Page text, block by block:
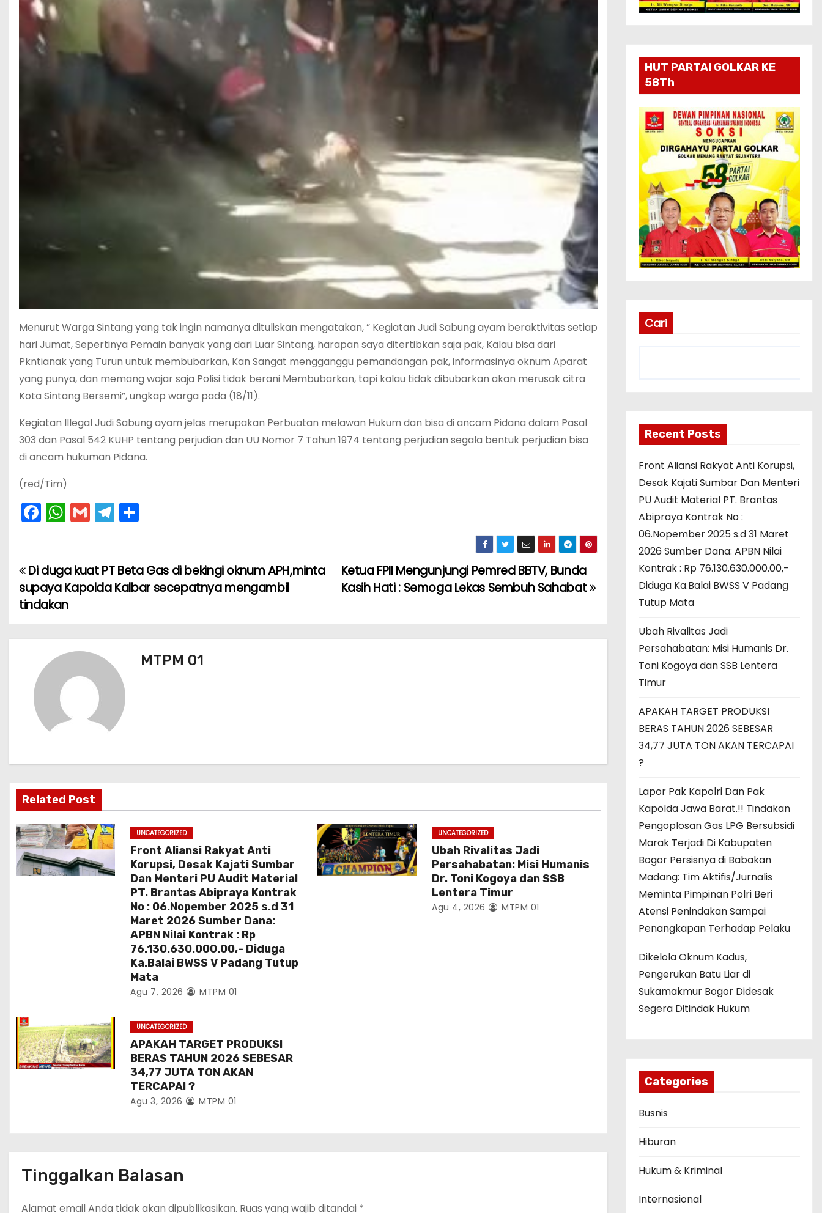
Menurut Warga Sintang yang tak ingin namanya dituliskan mengatakan, ” Kegiatan Judi Sabung ayam beraktivitas setiap
hari Jumat, Sepertinya Pemain banyak yang dari Luar Sintang, harapan saya ditertibkan saja pak, Kalau bisa dari
Pkntianak yang Turun untuk membubarkan, Kan Sangat mengganggu pemandangan pak, informasinya oknum Aparat
yang punya, dan memang wajar saja Polisi tidak berani Membubarkan, tapi kalau tidak dibubarkan akan merusak citra
Kota Sintang Bersemi”, ungkap warga pada (18/11).
Kegiatan Illegal Judi Sabung ayam jelas merupakan Perbuatan melawan Hukum dan bisa di ancam Pidana dalam Pasal
303 dan Pasal 542 KUHP tentang perjudian dan UU Nomor 7 Tahun 1974 tentang perjudian segala bentuk perjudian bisa
di ancam hukuman Pidana.
(red/Tim)
F
e
b
o
W
ts
A
p
G
l
T
gr
a
e
N
a
o
s
Ketua FPII Mengunjungi Pemred BBTV, Bunda
Kasih Hati : Semoga Lekas Sembuh Sahabat
Di duga kuat PT Beta Gas di bekingi oknum APH,minta
supaya Kapolda Kalbar secepatnya mengambil
tindakan
MTPM 01
Related Post
UNCATEGORIZED
Front Aliansi Rakyat Anti
Korupsi, Desak Kajati Sumbar
Dan Menteri PU Audit Material
PT. Brantas Abipraya Kontrak
No : 06.Nopember 2025 s.d 31
Maret 2026 Sumber Dana:
APBN Nilai Kontrak : Rp
76.130.630.000.00,- Diduga
Ka.Balai BWSS V Padang Tutup
Mata
Agu 7, 2026 MTPM 01
UNCATEGORIZED
Ubah Rivalitas Jadi
Persahabatan: Misi Humanis
Dr. Toni Kogoya dan SSB
Lentera Timur
Agu 4, 2026 MTPM 01
UNCATEGORIZED
APAKAH TARGET PRODUKSI
BERAS TAHUN 2026 SEBESAR
34,77 JUTA TON AKAN
TERCAPAI ?
Agu 3, 2026 MTPM 01
Tinggalkan Balasan
Alamat email Anda tidak akan dipublikasikan. Ruas yang wajib ditandai *
HUT PARTAI GOLKAR KE
58Th
Cari
Recent Posts
Front Aliansi Rakyat Anti Korupsi,
Desak Kajati Sumbar Dan Menteri
PU Audit Material PT. Brantas
Abipraya Kontrak No :
06.Nopember 2025 s.d 31 Maret
2026 Sumber Dana: APBN Nilai
Kontrak : Rp 76.130.630.000.00,-
Diduga Ka.Balai BWSS V Padang
Tutup Mata
Ubah Rivalitas Jadi
Persahabatan: Misi Humanis Dr.
Toni Kogoya dan SSB Lentera
Timur
APAKAH TARGET PRODUKSI
BERAS TAHUN 2026 SEBESAR
34,77 JUTA TON AKAN TERCAPAI
?
Lapor Pak Kapolri Dan Pak
Kapolda Jawa Barat.!! Tindakan
Pengoplosan Gas LPG Bersubsidi
Marak Terjadi Di Kabupaten
Bogor Persisnya di Babakan
Madang: Tim Aktifis/Jurnalis
Meminta Pimpinan Polri Beri
Atensi Penindakan Sampai
Penangkapan Terhadap Pelaku
Dikelola Oknum Kadus,
Pengerukan Batu Liar di
Sukamakmur Bogor Didesak
Segera Ditindak Hukum
Categories
Busnis
Hiburan
Hukum & Kriminal
Internasional